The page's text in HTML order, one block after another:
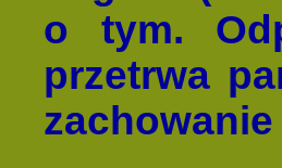
o tym.
przetrwa
zachowanie